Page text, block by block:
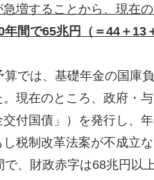
増することから、現在
間で65兆円（＝44＋13
算では、基礎年金の国庫
。現在のところ、政府・
付国債」）を発行し、
税制改革法案が不成立
、財政赤字は68兆円以